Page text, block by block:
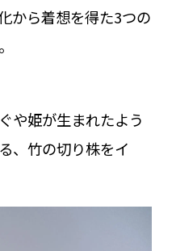
から着想を得た3つの
や姫が生まれたよう
、竹の切り株をイ